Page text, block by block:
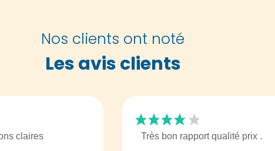
Nos clients ont noté
Les avis clients
claires Très bon rapport qualité prix .